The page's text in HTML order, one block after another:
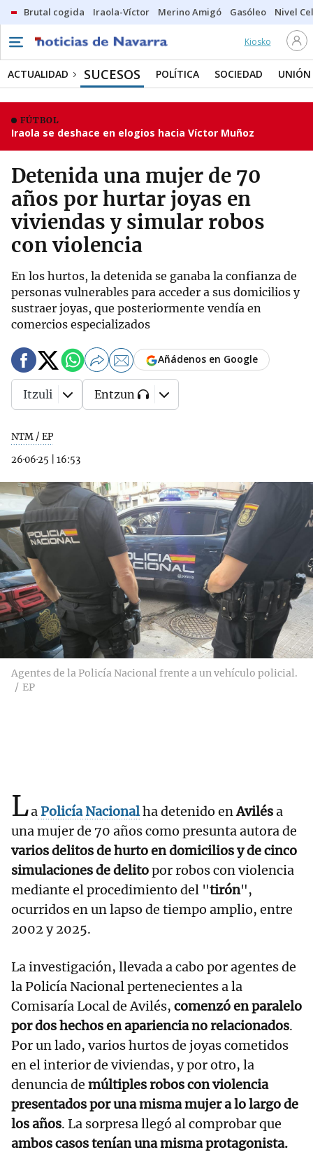
Brutal cogida Iraola-Víctor Merino Amigó Gasóleo Nivel
Kiosko
ACTUALIDAD SUCESOS POLÍTICA SOCIEDAD UNIÓN
FÚTBOL
Iraola se deshace en elogios hacia Víctor Muñoz
Detenida una mujer de 70
años por hurtar joyas en
viviendas y simular robos
con violencia
En los hurtos, la detenida se ganaba la confianza de
personas vulnerables para acceder a sus domicilios y
sustraer joyas, que posteriormente vendía en
comercios especializados
NTM / EP
26·06·25
16:53
Añádenos en Google
Itzuli Entzun
Agentes de la Policía Nacional frente a un vehículo policial.
EP
LaPolicía Nacionalha detenido enAvilésa
una mujer de 70 años como presunta autora de
varios delitos de hurto en domicilios y de cinco
simulaciones de delitopor robos con violencia
mediante el procedimiento del "tirón",
ocurridos en un lapso de tiempo amplio, entre
2002 y 2025.
La investigación, llevada a cabo por agentes de
la Policía Nacional pertenecientes a la
Comisaría Local de Avilés, comenzó en paralelo
por dos hechos en apariencia no relacionados.
Por un lado, varios hurtos de joyas cometidos
en el interior de viviendas, y por otro, la
denuncia de múltiples robos con violencia
presentados por una misma mujer a lo largo de
los años. La sorpresa llegó al comprobar que
ambos casos tenían una misma protagonista.